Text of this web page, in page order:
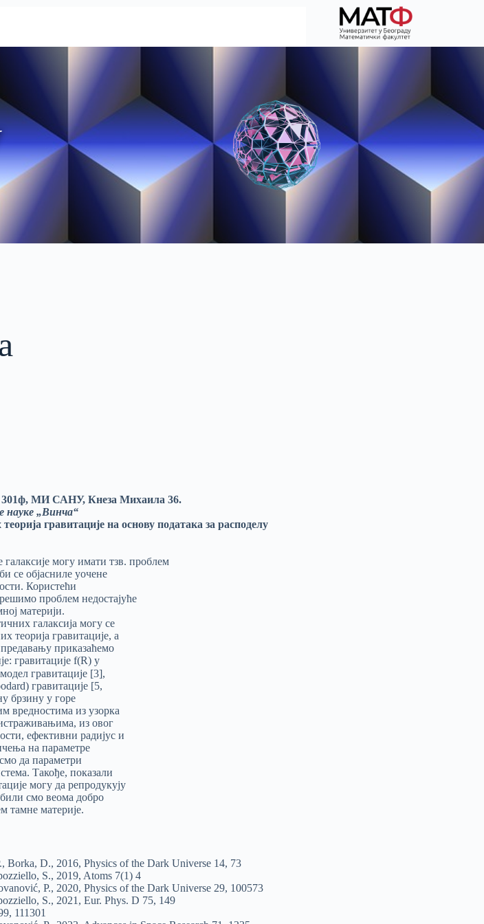
301ф, МИ САНУ, Кнеза Михаила 36.
науке „Винча“
гравитације на основу података за расподелу
могу имати тзв. проблем
се објасниле уочене
Користећи
проблем недостајуће
материји.
галаксија могу се
теорија гравитације, а
приказаћемо
гравитације f(R) у
гравитације [3],
гравитације [5,
брзину у горе
вредностима из узорка
из овог
ефективни радијус и
на параметре
да параметри
Такође, показали
могу да репродукују
смо веома добро
тамне материје.
Borka, D., 2016, Physics of the Dark Universe 14, 73
S., 2019, Atoms 7(1) 4
P., 2020, Physics of the Dark Universe 29, 100573
S., 2021, Eur. Phys. D 75, 149
111301